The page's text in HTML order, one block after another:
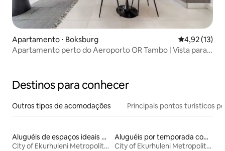
Apartamento ⋅ Boksburg 4,92 de uma
4,92 (13)
Apartamento perto do Aeroporto OR Tambo | Vista para o
Destinos para conhecer
Outros tipos de acomodações Principais pontos turísticos
Aluguéis de espaços ideais para famílias
City of Ekurhuleni Metropolitan Municipality
Aluguéis por temporada com café da manhã
City of Ekurhuleni Metropolitan Municipality